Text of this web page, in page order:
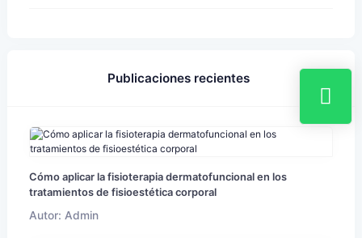
Publicaciones recientes
Cómo aplicar la fisioterapia dermatofuncional en los
tratamientos de fisioestética corporal
Autor: Admin